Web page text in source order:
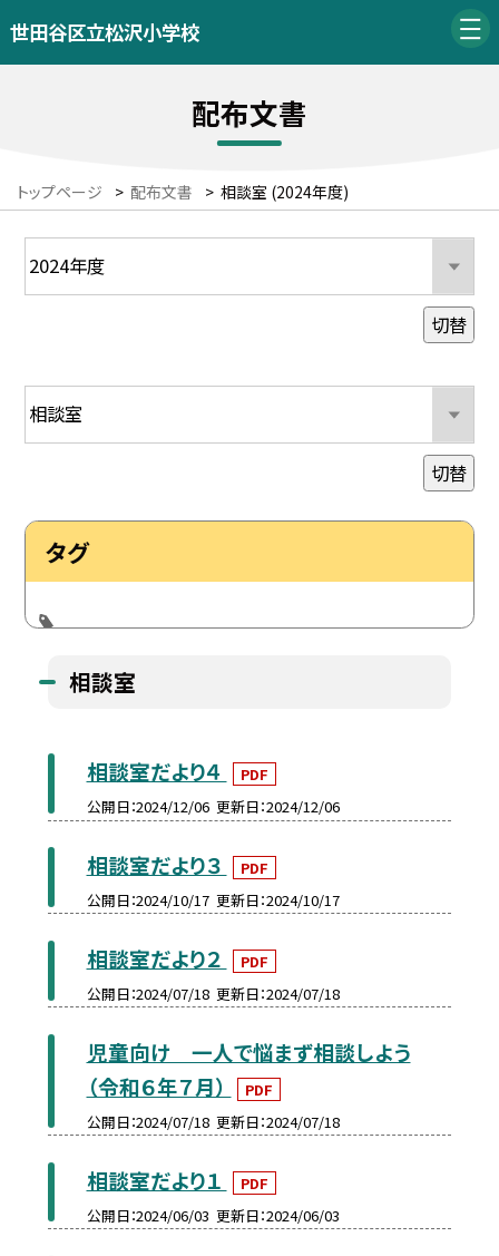
世田谷区立松沢小学校
配布文書
トップページ > 配布文書 > 相談室 (2024年度)
切替
切替
タグ
相談室
相談室だより４
PDF
公開日 2024/12/06 更新日 2024/12/06
相談室だより３
PDF
公開日 2024/10/17 更新日 2024/10/17
相談室だより２
PDF
公開日 2024/07/18 更新日 2024/07/18
児童向け 一人で悩まず相談しよう
（令和６年７月）
PDF
公開日 2024/07/18 更新日 2024/07/18
相談室だより１
PDF
公開日 2024/06/03 更新日 2024/06/03